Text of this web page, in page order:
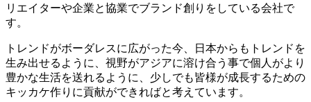
リエイターや企業と協業でブランド創りをしている会社で
す。
トレンドがボーダレスに広がった今、日本からもトレンドを
生み出せるように、視野がアジアに溶け合う事で個人がより
豊かな生活を送れるように、少しでも皆様が成長するための
キッカケ作りに貢献ができればと考えています。